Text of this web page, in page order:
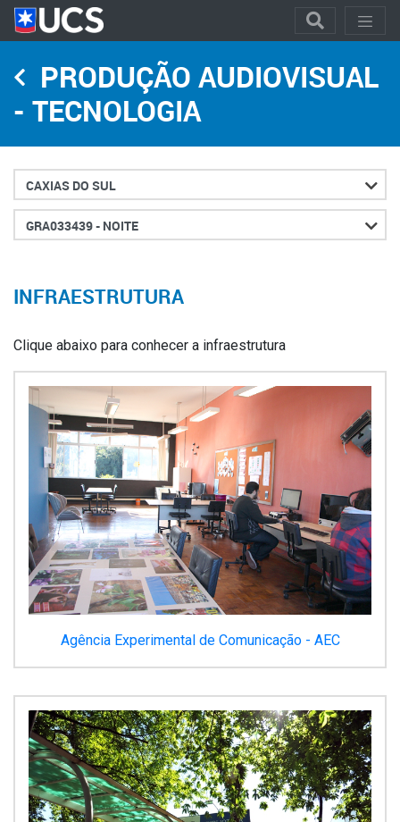
PRODUÇÃO AUDIOVISUAL
- TECNOLOGIA
Cidade
Turno
INFRAESTRUTURA
Clique abaixo para conhecer a infraestrutura
Agência Experimental de Comunicação - AEC